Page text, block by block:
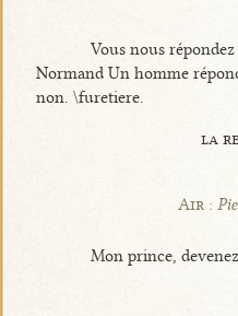
Vous nous
Normand Un homme
non. \furetiere.
la
Air :
Mon prince,